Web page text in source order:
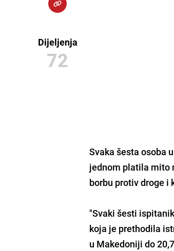
Dijeljenja
72
Svaka šesta osoba
jednom platila mito
borbu protiv droge i
"Svaki šesti
koja je prethodila
u Makedoniji do